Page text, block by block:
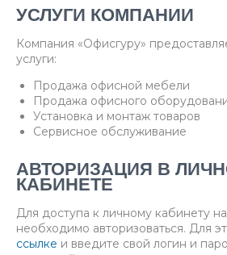
УСЛУГИ КОМПАНИИ
Компания «Офисгуру»
услуги:
Продажа офисной мебели
Продажа офисного
Установка и монтаж товаров
Сервисное обслуживание
АВТОРИЗАЦИЯ В
КАБИНЕТЕ
Для доступа к личному кабинету
необходимо авторизоваться. Для
ссылке и введите свой логин и